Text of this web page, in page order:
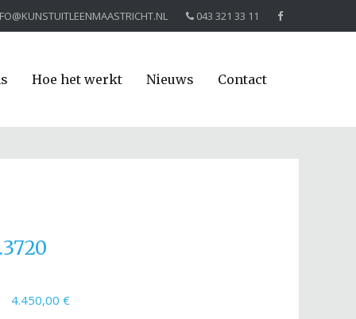
043 321 33 11
Hoe het werkt Nieuws Contact
4.450,00 €